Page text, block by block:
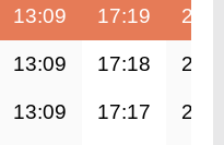
13:09 17:19
13:09 17:18
13:09 17:17